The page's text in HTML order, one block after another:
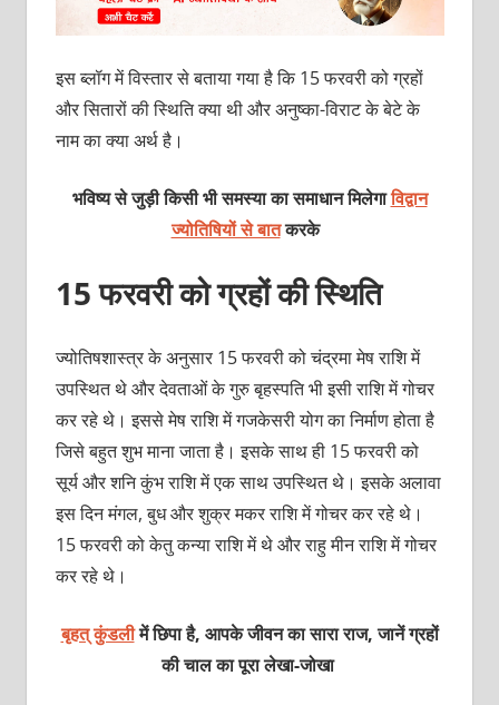
इस ब्‍लॉग में विस्‍तार से बताया गया है कि 15 फरवरी को ग्रहों
और सितारों की स्थिति क्‍या थी और अनुष्‍का-विराट के बेटे के
नाम का क्‍या अर्थ है।
भविष्य से जुड़ी किसी भी समस्या का समाधान मिलेगाविद्वान
ज्योतिषियों से बातकरके
15 फरवरी को ग्रहों की स्थिति
ज्‍योतिषशास्‍त्र के अनुसार 15 फरवरी को चंद्रमा मेष राशि में
उपस्थित थे और देवताओं के गुरु बृहस्‍पति भी इसी राशि में गोचर
कर रहे थे। इससे मेष राशि में गजकेसरी योग का निर्माण होता है
जिसे बहुत शुभ माना जाता है। इसके साथ ही 15 फरवरी को
सूर्य और शनि कुंभ राशि में एक साथ उपस्थित थे। इसके अलावा
इस दिन मंगल, बुध और शुक्र मकर राशि में गोचर कर रहे थे।
15 फरवरी को केतु कन्‍या राशि में थे और राहु मीन राशि में गोचर
कर रहे थे।
बृहत् कुंडलीमें छिपा है, आपके जीवन का सारा राज, जानें ग्रहों
की चाल का पूरा लेखा-जोखा